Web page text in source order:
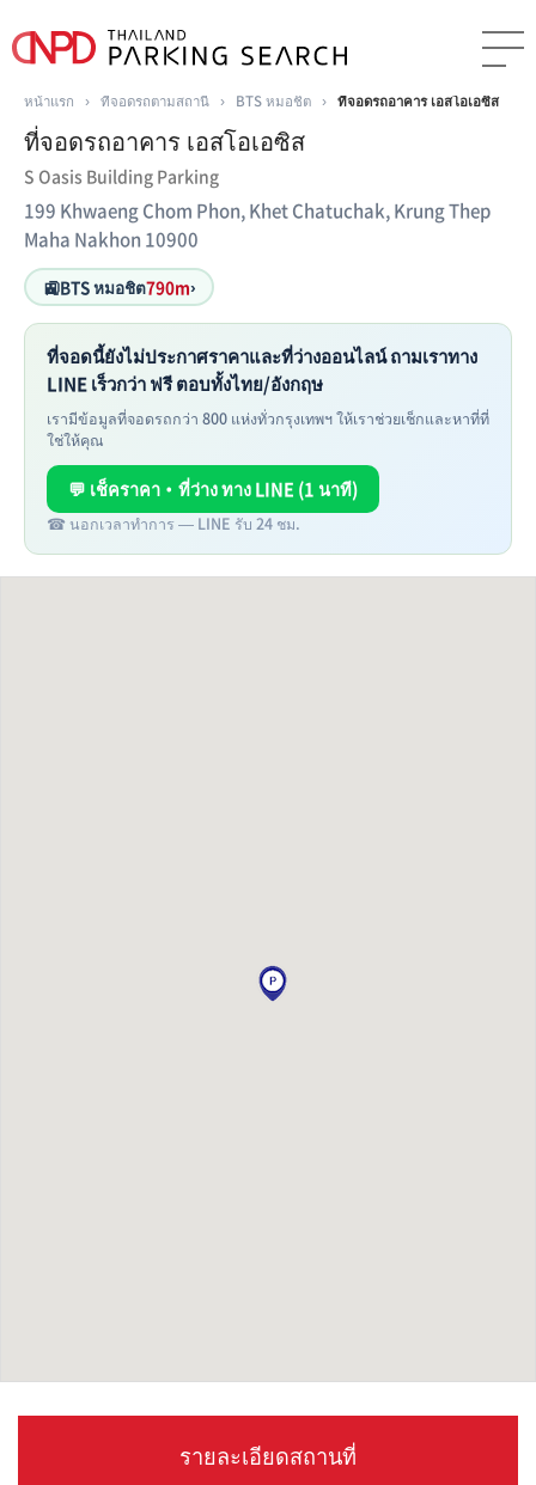
หน้าแรก › ที่จอดรถตามสถานี › BTS หมอชิต › ที่จอดรถอาคาร เอสโอเอซิส
ที่จอดรถอาคาร เอสโอเอซิส
S Oasis Building Parking
199 Khwaeng Chom Phon, Khet Chatuchak, Krung Thep
Maha Nakhon 10900
🚉BTS หมอชิต790m›
ที่จอดนี้ยังไม่ประกาศราคาและที่ว่างออนไลน์ ถามเราทาง
LINE เร็วกว่า ฟรี ตอบทั้งไทย/อังกฤษ
เรามีข้อมูลที่จอดรถกว่า 800 แห่งทั่วกรุงเทพฯ ให้เราช่วยเช็กและหาที่ที่
ใช่ให้คุณ
💬 เช็คราคา・ที่ว่าง ทาง LINE (1 นาที)
☎ นอกเวลาทำการ — LINE รับ 24 ชม.
รายละเอียดสถานที่